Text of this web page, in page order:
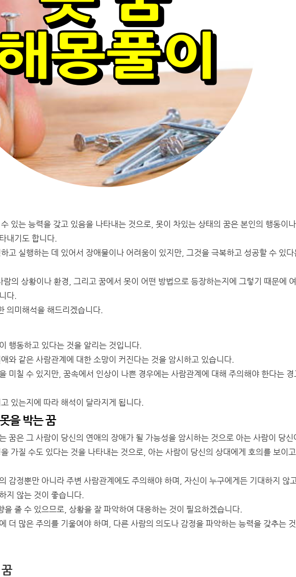
있는 능력을 갖고 있음을 나타내는 것으로, 못이 차있는 상태의 꿈은 본인의 행동이
내기도 합니다.
고 실행하는 데 있어서 장애물이나 어려움이 있지만, 그것을 극복하고 성공할 수 있다
의 상황이나 환경, 그리고 꿈에서 못이 어떤 방법으로 등장하는지에 그렇기 때문에
다.
의미해석을 해드리겠습니다.
행동하고 있다는 것을 알리는 것입니다.
와 같은 사람관계에 대한 소망이 커진다는 것을 암시하고 있습니다.
미칠 수 있지만, 꿈속에서 인상이 나쁜 경우에는 사람관계에 대해 주의해야 한다는 경
있는지에 따라 해석이 달라지게 됩니다.
을 박는 꿈
꿈은 그 사람이 당신의 연애의 장애가 될 가능성을 암시하는 것으로 아는 사람이 당신
가질 수도 있다는 것을 나타내는 것으로, 아는 사람이 당신의 상대에게 호의를 보이
감정뿐만 아니라 주변 사람관계에도 주의해야 하며, 자신이 누구에게든 기대하지 않
지 않는 것이 좋습니다.
을 줄 수 있으므로, 상황을 잘 파악하여 대응하는 것이 필요하겠습니다.
더 많은 주의를 기울여야 하며, 다른 사람의 의도나 감정을 파악하는 능력을 갖추는 것